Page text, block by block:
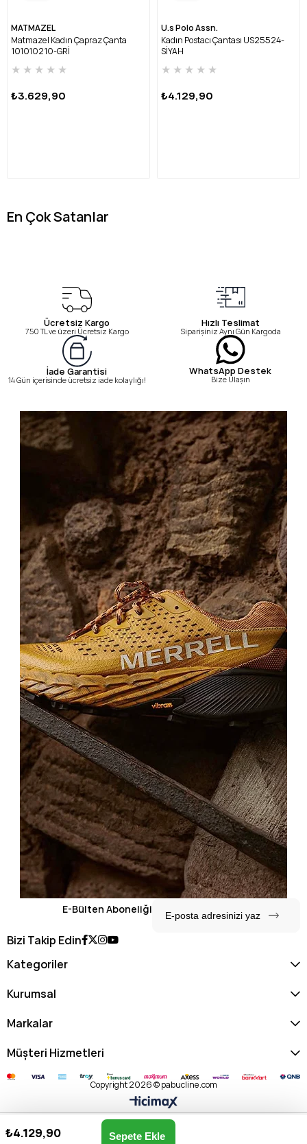
MATMAZEL
Matmazel Kadın Çapraz Çanta
101010210-GRİ
★ ★ ★ ★ ★
₺3.629,90
U.s Polo Assn.
Kadın Postacı Çantası US25524-
SİYAH
★ ★ ★ ★ ★
₺4.129,90
En Çok Satanlar
Ücretsiz Kargo
750 TL ve üzeri Ücretsiz Kargo
Hızlı Teslimat
Siparişiniz Aynı Gün Kargoda
İade Garantisi
14 Gün içerisinde ücretsiz iade kolaylığı!
WhatsApp Destek
Bize Ulaşın
E-Bülten Aboneliği
Bizi Takip Edin
Kategoriler
Kurumsal
Markalar
Müşteri Hizmetleri
Copyright 2026 © pabucline.com
Kadın Postacı Çantası US25514-KAHVE
₺4.129,90
Anasayfa Favorilerim